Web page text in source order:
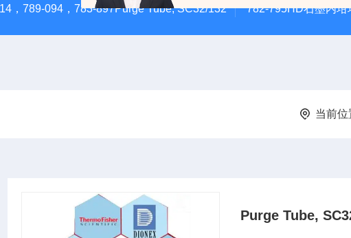
，789-094，783-897Purge Tube, SC32/132 782-795HD石墨内坩
当前位
Purge Tube,